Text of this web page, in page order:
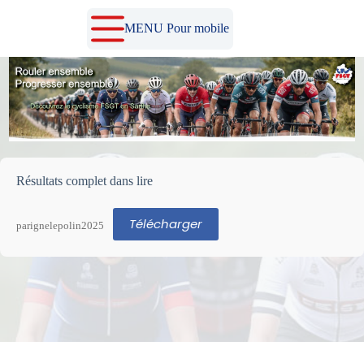
MENU Pour mobile
Résultats complet dans lire
parignelepolin2025 Télécharger